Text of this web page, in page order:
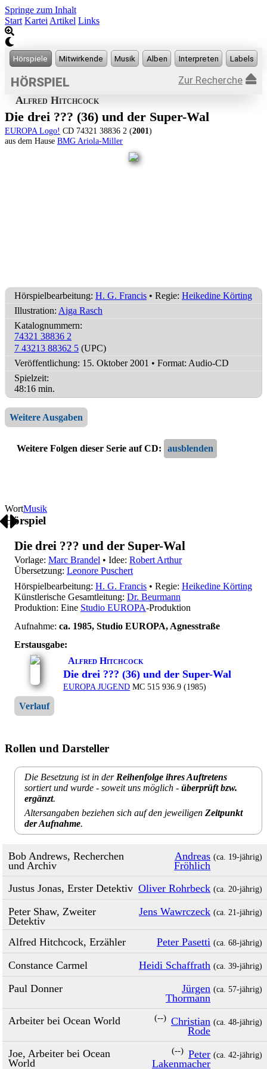
Springe zum Inhalt
Start Kartei Artikel Links
HÖRSPIEL Zur Recherche
Alfred Hitchcock
Die drei ??? (36) und der Super-Wal
EUROPA Logo! CD 74321 38836 2 (2001)
aus dem Hause BMG Ariola-Miller
Hörspielbearbeitung: H. G. Francis • Regie: Heikedine Körting
Illustration: Aiga Rasch
Katalognummern:
74321 38836 2
7 43213 88362 5 (UPC)
Veröffentlichung: 15. Oktober 2001 • Format: Audio-CD
Spielzeit:
48:16 min.
Weitere Ausgaben
Weitere Folgen dieser Serie auf CD:
WortMusik
Hörspiel
Die drei ??? und der Super-Wal
Vorlage: Marc Brandel • Idee: Robert Arthur
Übersetzung: Leonore Puschert
Hörspielbearbeitung: H. G. Francis • Regie: Heikedine Körting
Künstlerische Gesamtleitung: Dr. Beurmann
Produktion: Eine Studio EUROPA-Produktion
Aufnahme: ca. 1985, Studio EUROPA, Agnesstraße
Erstausgabe:
Alfred Hitchcock
Die drei ??? (36) und der Super-Wal
EUROPA JUGEND MC 515 936.9 (1985)
Verlauf
Rollen und Darsteller
Die Besetzung ist in der Reihenfolge ihres Auftretens
sortiert und wurde - soweit uns möglich - überprüft bzw.
ergänzt.
Altersangaben beziehen sich auf den jeweiligen Zeitpunkt
der Aufnahme.
Bob Andrews, Recherchen
und Archiv
Andreas
Fröhlich
(ca. 19‑jährig)
Justus Jonas, Erster Detektiv Oliver Rohrbeck (ca. 20‑jährig)
Peter Shaw, Zweiter
Detektiv
Jens Wawrczeck (ca. 21‑jährig)
Alfred Hitchcock, Erzähler Peter Pasetti (ca. 68‑jährig)
Constance Carmel Heidi Schaffrath (ca. 39‑jährig)
Paul Donner
Jürgen
Thormann
(ca. 57‑jährig)
Arbeiter bei Ocean World (--) Christian
Rode
(ca. 48‑jährig)
Joe, Arbeiter bei Ocean
World
(--) Peter
Lakenmacher
(ca. 42‑jährig)